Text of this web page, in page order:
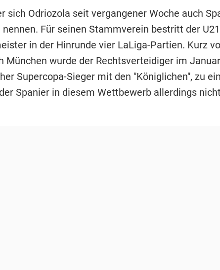
sich Odriozola seit vergangener Woche auch
Für seinen Stammverein bestritt der
in der Hinrunde vier LaLiga-Partien. Kurz
München wurde der Rechtsverteidiger im
Supercopa-Sieger mit den "Königlichen", zu
Spanier in diesem Wettbewerb allerdings